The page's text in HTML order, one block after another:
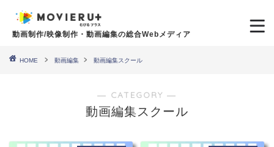
動画制作/映像制作・動画編集の総合Webメディア
HOME 動画編集 動画編集スクール
― CATEGORY ―
動画編集スクール